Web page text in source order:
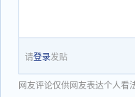
请登录发贴
网友评论仅供网友表达个人看